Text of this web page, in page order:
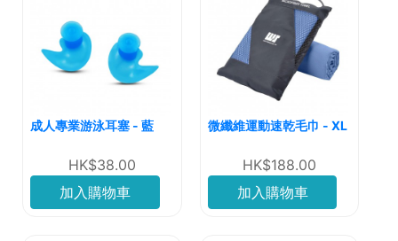
成人專業游泳耳塞 - 藍
HK$38.00
加入購物車
微纖維運動速乾毛巾 - XL
HK$188.00
加入購物車